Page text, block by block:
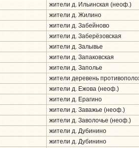
жители д. Ильинская (неоф.)
жители д. Жилино
жители д. Забейново
жители д. Заберёзовская
жители д. Залывье
жители д. Запаковская
жители д. Заполье
жители деревень
жители д. Ежова (неоф.)
жители д. Ерагино
жители д. Заважье (неоф.)
жители д. Заволочье (неоф.)
жители д. Дубинино
жители д. Дубинино